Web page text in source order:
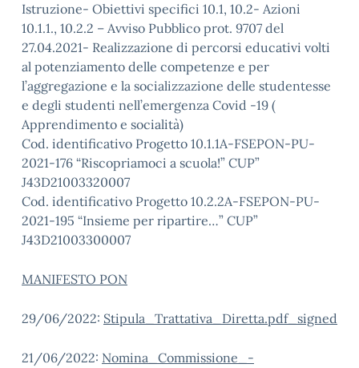
Istruzione- Obiettivi specifici 10.1, 10.2- Azioni
10.1.1., 10.2.2 – Avviso Pubblico prot. 9707 del
27.04.2021- Realizzazione di percorsi educativi volti
al potenziamento delle competenze e per
l’aggregazione e la socializzazione delle studentesse
e degli studenti nell’emergenza Covid -19 (
Apprendimento e socialità)
Cod. identificativo Progetto 10.1.1A-FSEPON-PU-
2021-176 “Riscopriamoci a scuola!” CUP”
J43D21003320007
Cod. identificativo Progetto 10.2.2A-FSEPON-PU-
2021-195 “Insieme per ripartire…” CUP”
J43D21003300007
MANIFESTO PON
29/06/2022: Stipula_Trattativa_Diretta.pdf_signed
21/06/2022: Nomina_Commissione_-